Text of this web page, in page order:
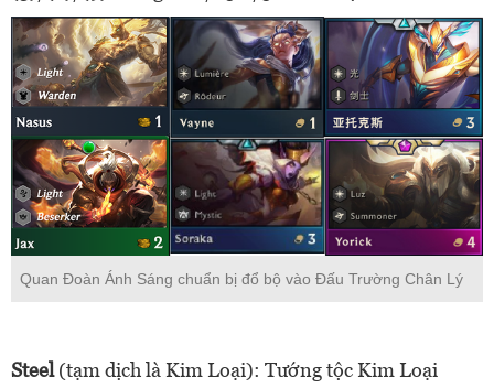
Quan Đoàn Ánh Sáng chuẩn bị đổ bộ vào Đấu Trường Chân Lý
Steel(tạm dịch là Kim Loại): Tướng tộc Kim Loại